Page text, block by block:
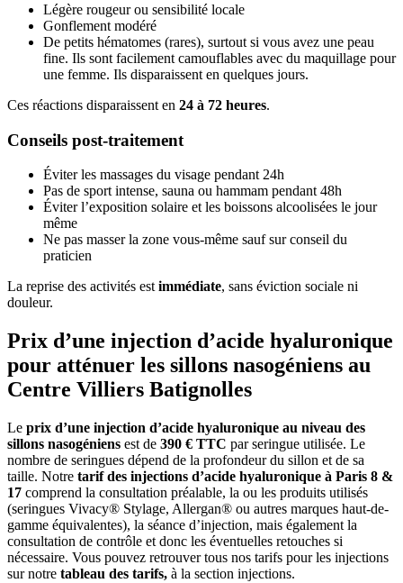
Légère rougeur ou sensibilité locale
Gonflement modéré
De petits hématomes (rares), surtout si vous avez une peau
fine. Ils sont facilement camouflables avec du maquillage pour
une femme. Ils disparaissent en quelques jours.
Ces réactions disparaissent en 24 à 72 heures.
Conseils post-traitement
Éviter les massages du visage pendant 24h
Pas de sport intense, sauna ou hammam pendant 48h
Éviter l’exposition solaire et les boissons alcoolisées le jour
même
Ne pas masser la zone vous-même sauf sur conseil du
praticien
La reprise des activités est immédiate, sans éviction sociale ni
douleur.
Prix d’une injection d’acide hyaluronique
pour atténuer les sillons nasogéniens au
Centre Villiers Batignolles
Le prix d’une injection d’acide hyaluronique au niveau des
sillons nasogéniens est de 390 € TTC par seringue utilisée. Le
nombre de seringues dépend de la profondeur du sillon et de sa
taille. Notre tarif des injections d’acide hyaluronique à Paris 8 &
17 comprend la consultation préalable, la ou les produits utilisés
(seringues Vivacy® Stylage, Allergan® ou autres marques haut-de-
gamme équivalentes), la séance d’injection, mais également la
consultation de contrôle et donc les éventuelles retouches si
nécessaire. Vous pouvez retrouver tous nos tarifs pour les injections
sur notre tableau des tarifs, à la section injections.